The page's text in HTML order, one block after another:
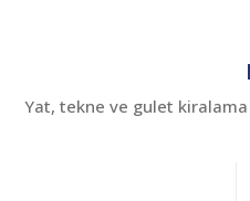
Yat, tekne ve gulet kiralama